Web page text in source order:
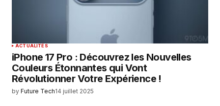
ACTUALITÉS
iPhone 17 Pro : Découvrez les Nouvelles
Couleurs Étonnantes qui Vont
Révolutionner Votre Expérience !
by Future Tech14 juillet 2025